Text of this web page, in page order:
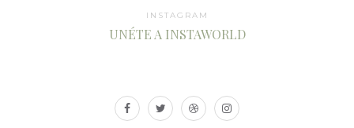
INSTAGRAM
UNÉTE A INSTAWORLD